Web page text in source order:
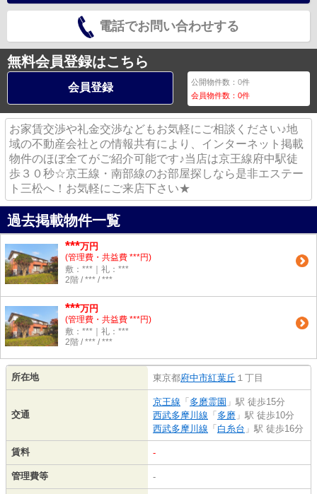
電話でお問い合わせする
無料会員登録はこちら
会員登録 公開物件数：0件
会員物件数：0件
お家賃交渉や礼金交渉などもお気軽にご相談ください♪地
域の不動産会社との情報共有により、インターネット掲載
物件のほぼ全てがご紹介可能です♪当店は京王線府中駅徒
歩３０秒☆京王線・南部線のお部屋探しなら是非エステー
ト三松へ！お気軽にご来店下さい★
過去掲載物件一覧
***万円
(管理費・共益費 ***円)
敷：***｜礼：***
2階 / *** / ***
***万円
(管理費・共益費 ***円)
敷：***｜礼：***
2階 / *** / ***
所在地 東京都府中市紅葉丘 １丁目
交通
京王線 「 多磨霊園 」駅 徒歩15分
西武多摩川線 「 多磨 」駅 徒歩10分
西武多摩川線 「 白糸台 」駅 徒歩16分
賃料 -
管理費等 -